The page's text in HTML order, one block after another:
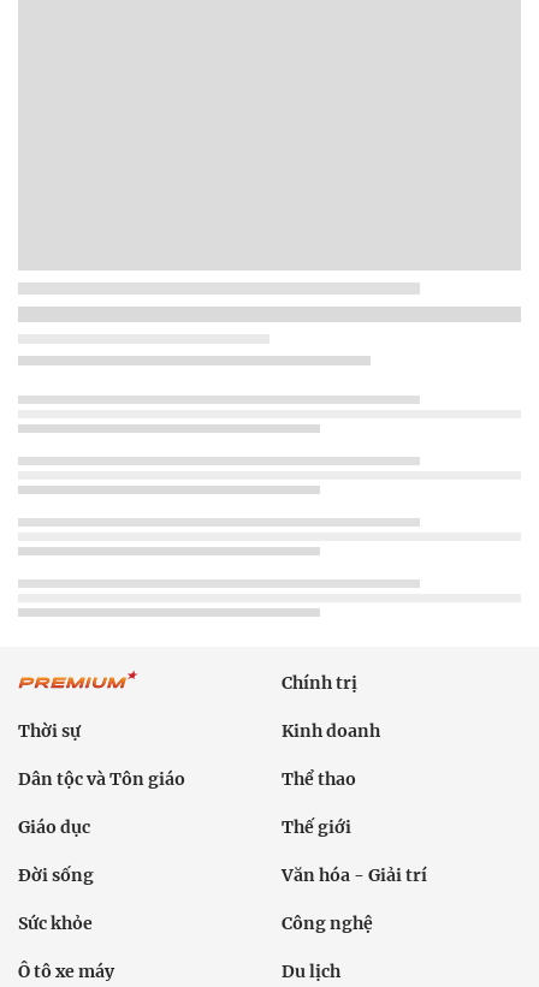
Chính trị
Thời sự Kinh doanh
Dân tộc và Tôn giáo Thể thao
Giáo dục Thế giới
Đời sống Văn hóa - Giải trí
Sức khỏe Công nghệ
Ô tô xe máy Du lịch